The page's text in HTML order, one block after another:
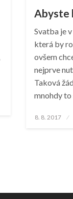
Abyste
Svatba je
která by
ovšem
nejprve
Taková
mnohdy to
Posted
8. 8. 2017